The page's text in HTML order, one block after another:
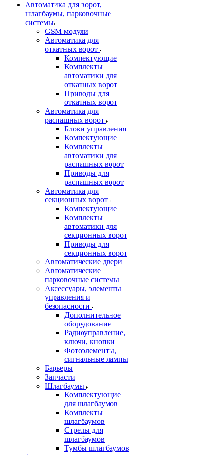
Автоматика для ворот,
шлагбаумы, парковочные
системы
GSM модули
Автоматика для
откатных ворот
Компектующие
Комплекты
автоматики для
откатных ворот
Приводы для
откатных ворот
Автоматика для
распашных ворот
Блоки управления
Компектующие
Комплекты
автоматики для
распашных ворот
Приводы для
распашных ворот
Автоматика для
секционных ворот
Компектующие
Комплекты
автоматики для
секционных ворот
Приводы для
секционных ворот
Автоматические двери
Автоматические
парковочные системы
Аксессуары, элементы
управления и
безопасности
Дополнительное
оборудование
Радиоуправление,
ключи, кнопки
Фотоэлементы,
сигнальные лампы
Барьеры
Запчасти
Шлагбаумы
Комплектующие
для шлагбаумов
Комплекты
шлагбаумов
Стрелы для
шлагбаумов
Тумбы шлагбаумов